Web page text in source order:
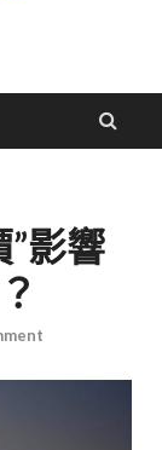
發現
好基
”影響